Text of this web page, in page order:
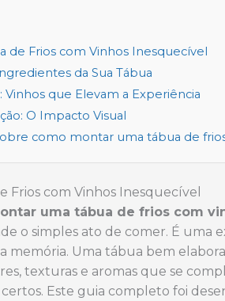
de Frios com Vinhos Inesquecível
da Sua Tábua
que Elevam a Experiência
O Impacto Visual
como montar uma tábua de
Frios com Vinhos Inesquecível
uma tábua de frios com
o simples ato de comer. É uma
memória. Uma tábua bem
texturas e aromas que se
Este guia completo foi